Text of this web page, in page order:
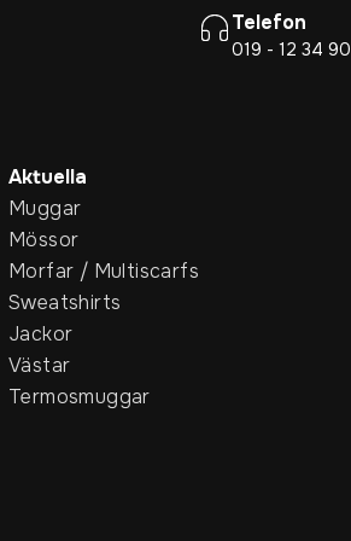
Telefon
019 - 12 34 90
Aktuella
Muggar
Mössor
Morfar / Multiscarfs
Sweatshirts
Jackor
Västar
Termosmuggar